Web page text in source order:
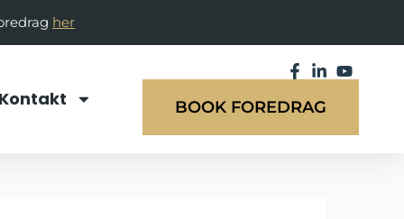
her
BOOK FOREDRAG